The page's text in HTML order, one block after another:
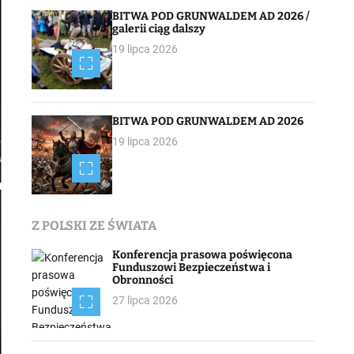
BITWA POD GRUNWALDEM AD 2026 /
galerii ciąg dalszy
19 lipca 2026
BITWA POD GRUNWALDEM AD 2026
19 lipca 2026
Z POLSKI ZE ŚWIATA
Konferencja prasowa poświęcona
Funduszowi Bezpieczeństwa i
Obronności
27 lipca 2026